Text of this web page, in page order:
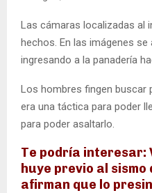
Las cámaras localizadas al
hechos. En las imágenes
ingresando a la panadería
Los hombres fingen buscar
era una táctica para poder
para poder asaltarlo.
Te podría interesar:
huye previo al sismo
afirman que lo